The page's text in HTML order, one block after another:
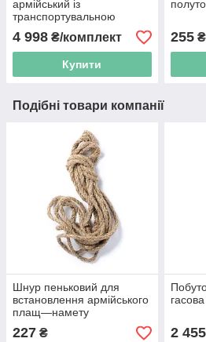
армійський із
транспортувальною
сумкою
4 998 ₴/комплект
Купити
255₴
Подібні товари компанії
Шнур пеньковий для
встановлення армійського
плащ—намету
227 ₴ 2 455